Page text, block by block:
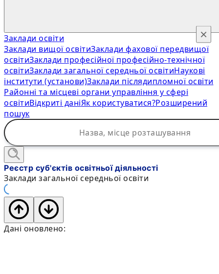
Заклади освіти
Заклади вищої освітиЗаклади фахової передвищої
освітиЗаклади професійної професійно-технічної
освітиЗаклади загальної середньої освітиНаукові
інститути (установи)Заклади післядипломної освіти
Районні та місцеві органи управління у сфері
освітиВідкриті даніЯк користуватися?Розширений
пошук
×
Реєстр суб'єктів освітньої діяльності
Заклади загальної середньої освіти
Дані оновлено: